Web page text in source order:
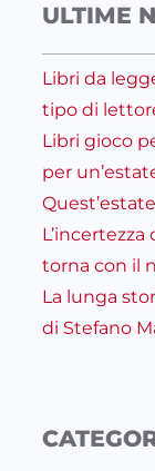
ULTIME
Libri da
tipo di
Libri gioco
per
torna con il
La lunga
di Stefano